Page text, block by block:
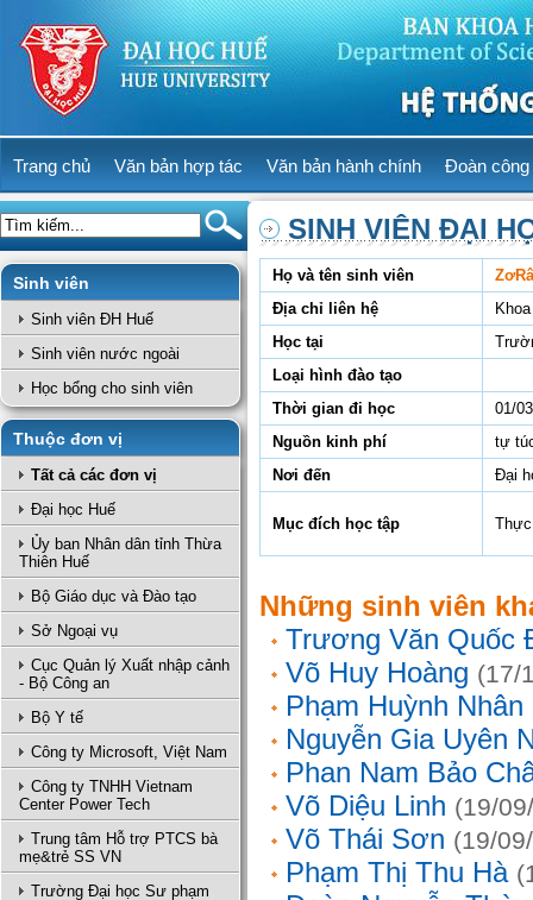
Trang chủ Văn bản hợp tác Văn bản hành chính Đoàn công
Sinh viên
Sinh viên ĐH Huế
Sinh viên nước ngoài
Học bổng cho sinh viên
Thuộc đơn vị
Tất cả các đơn vị
Đại học Huế
Ủy ban Nhân dân tỉnh Thừa
Thiên Huế
Bộ Giáo dục và Đào tạo
Sở Ngoại vụ
Cục Quản lý Xuất nhập cảnh
- Bộ Công an
Bộ Y tế
Công ty Microsoft, Việt Nam
Công ty TNHH Vietnam
Center Power Tech
Trung tâm Hỗ trợ PTCS bà
mẹ&trẻ SS VN
Trường Đại học Sư phạm
SINH VIÊN ĐẠI
Họ và tên sinh viên
Địa chỉ liên hệ
Học tại
Loại hình đào tạo
Thời gian đi học
01/
Nguồn kinh phí
tự
Nơi đến
Đại
Mục đích học tập
Những sinh viên
Trương Văn Quốc
Võ Huy Hoàng (17/
Phạm Huỳnh Nhân
Nguyễn Gia Uyên
Phan Nam Bảo
Võ Diệu Linh (19/
Võ Thái Sơn (19/
Phạm Thị Thu Hà